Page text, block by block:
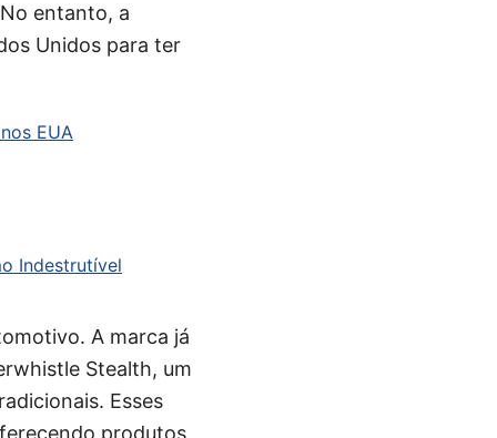
entanto, a
Unidos para ter
EUA
Indestrutível
A marca já
Stealth, um
Esses
produtos